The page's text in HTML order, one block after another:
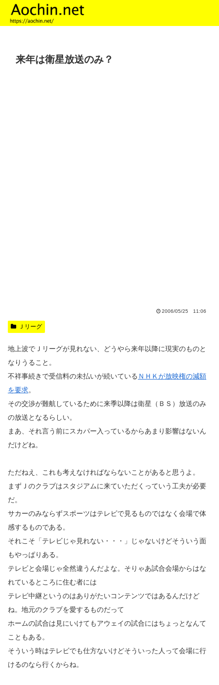
来年は衛星放送のみ？
2006/05/25 11:06
Ｊリーグ
地上波でＪリーグが見れない、どうやら来年以降に現実のものと
なりうること。
不祥事続きで受信料の未払いが続いている ＮＨＫが放映権の減額
を要求。
その交渉が難航しているために来季以降は衛星（ＢＳ）放送のみ
の放送となるらしい。
まあ、それ言う前にスカパー入っているからあまり影響はないん
だけどね。
ただねえ、これも考えなければならないことがあると思うよ。
まずＪのクラブはスタジアムに来ていただくっていう工夫が必要
だ。
サカーのみならずスポーツはテレビで見るものではなく会場で体
感するものである。
それこそ「テレビじゃ見れない・・・」じゃないけどそういう面
もやっぱりある。
テレビと会場じゃ全然違うんだよな。そりゃあ試合会場からはな
れているところに住む者には
テレビ中継というのはありがたいコンテンツではあるんだけど
ね。地元のクラブを愛するものだって
ホームの試合は見にいけてもアウェイの試合にはちょっとなんて
こともある。
そういう時はテレビでも仕方ないけどそういった人って会場に行
けるのなら行くからね。